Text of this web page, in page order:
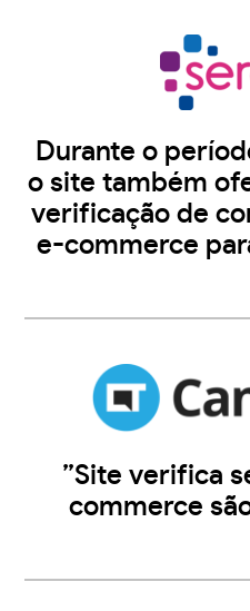
Durante o
o site também
verificação de
e-commerce
”Site verifica
commerce